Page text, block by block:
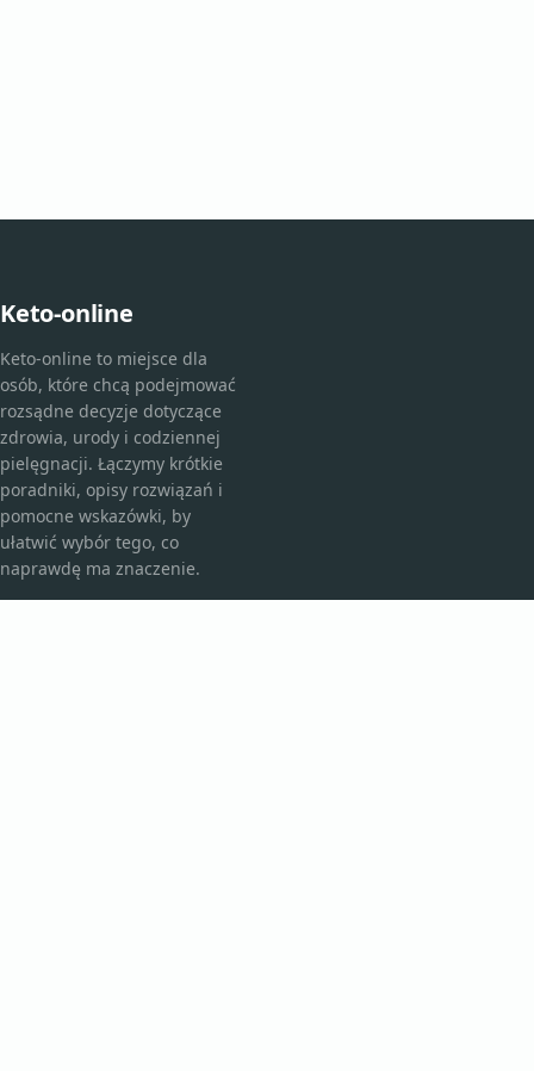
Keto-online
Keto-online to miejsce dla
osób, które chcą podejmować
rozsądne decyzje dotyczące
zdrowia, urody i codziennej
pielęgnacji. Łączymy krótkie
poradniki, opisy rozwiązań i
pomocne wskazówki, by
ułatwić wybór tego, co
naprawdę ma znaczenie.